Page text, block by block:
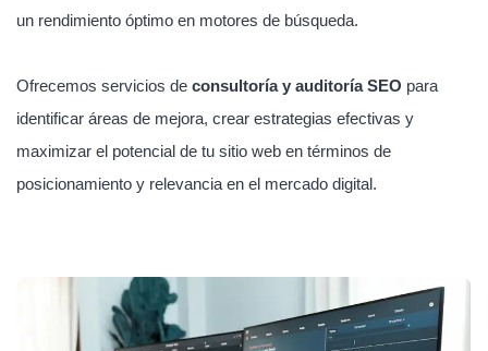
un rendimiento óptimo en motores de búsqueda.
Ofrecemos servicios de consultoría y auditoría SEO para
identificar áreas de mejora, crear estrategias efectivas y
maximizar el potencial de tu sitio web en términos de
posicionamiento y relevancia en el mercado digital.